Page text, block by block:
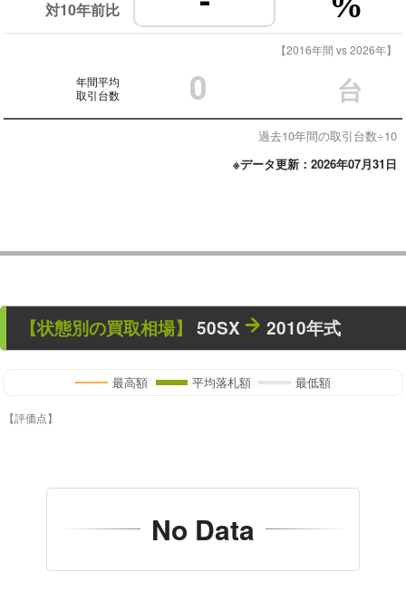
対10年前比
【2016年間 vs 2026年】
年間平均
取引台数
0 台
過去10年間の取引台数÷10
※データ更新：2026年07月31日
【状態別の買取相場】 50SX 2010年式
最高額 平均落札額 最低額
【評価点】
No Data